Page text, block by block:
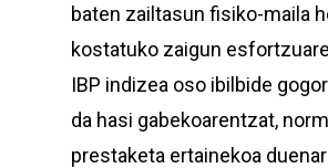
baten zailtasun fisiko-maila
kostatuko zaigun
IBP indizea oso ibilbide
da hasi gabekoarentzat,
prestaketa ertainekoa